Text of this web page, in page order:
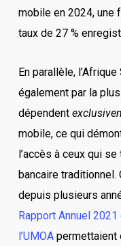
mobile en 2024, une
taux de 27 %
En parallèle,
également par la
dépendent
mobile, ce qui
l’accès à ceux qui
bancaire
depuis plusieurs
Rapport Annuel
l’UMOApermettaient